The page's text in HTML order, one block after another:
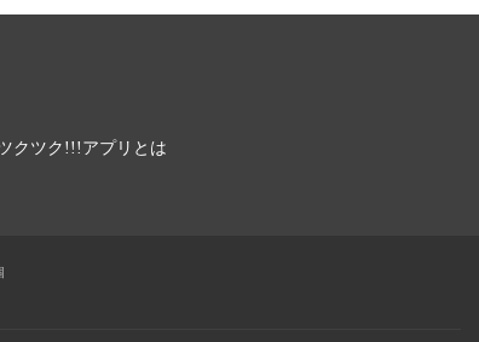
クツク!!!アプリとは